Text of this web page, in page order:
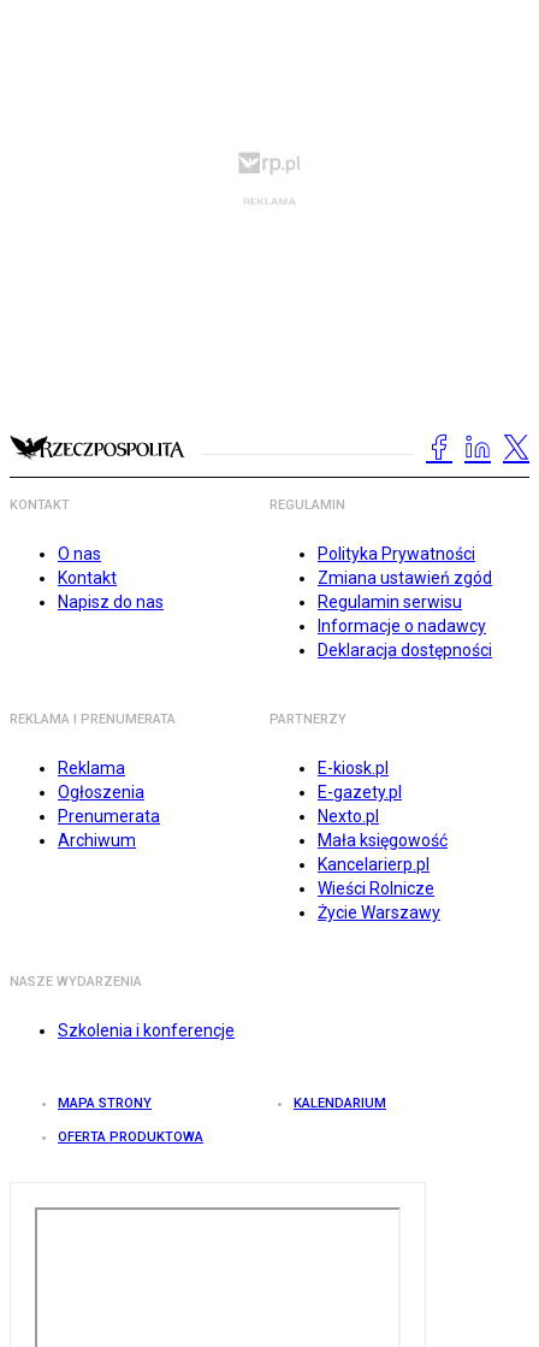
KONTAKT
O nas
Kontakt
Napisz do nas
REGULAMIN
Polityka Prywatności
Zmiana ustawień zgód
Regulamin serwisu
Informacje o nadawcy
Deklaracja dostępności
REKLAMA I PRENUMERATA
Reklama
Ogłoszenia
Prenumerata
Archiwum
PARTNERZY
E-kiosk.pl
E-gazety.pl
Nexto.pl
Mała księgowość
Kancelarierp.pl
Wieści Rolnicze
Życie Warszawy
NASZE WYDARZENIA
Szkolenia i konferencje
MAPA STRONY KALENDARIUM
OFERTA PRODUKTOWA